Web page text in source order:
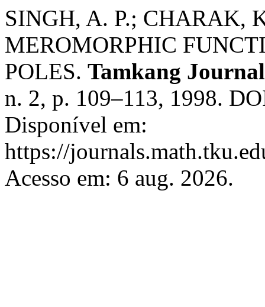
SINGH, A. P.; CHARAK,
MEROMORPHIC
POLES. Tamkang
n. 2, p. 109–113, 1998.
Disponível em:
https://
Acesso em: 6 aug. 2026.